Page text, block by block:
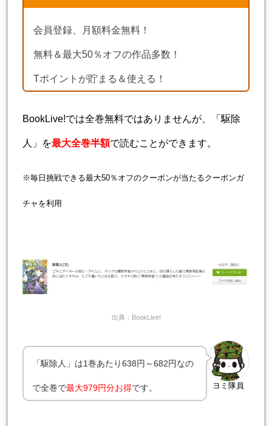
会員登録、月額料金無料！
無料＆最大50％オフの作品多数！
Tポイントが貯まる＆使える！
BookLive!では全巻無料ではありませんが、「駆除
人」を最大全巻半額で読むことができます。
※毎日挑戦できる最大50％オフのクーポンが当たるクーポンガ
チャを利用
出典：BookLive!
ヨミ隊員
「駆除人」は1巻あたり638円～682円なの
で全巻で最大979円分お得です。